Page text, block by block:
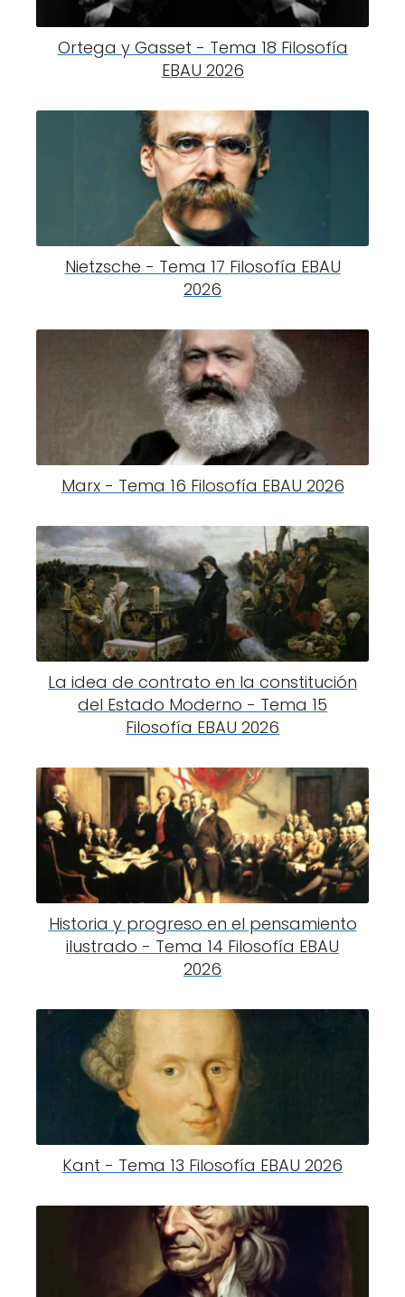
Ortega y Gasset - Tema 18 Filosofía
EBAU 2026
Nietzsche - Tema 17 Filosofía EBAU
2026
Marx - Tema 16 Filosofía EBAU 2026
La idea de contrato en la constitución
del Estado Moderno - Tema 15
Filosofía EBAU 2026
Historia y progreso en el pensamiento
ilustrado - Tema 14 Filosofía EBAU
2026
Kant - Tema 13 Filosofía EBAU 2026